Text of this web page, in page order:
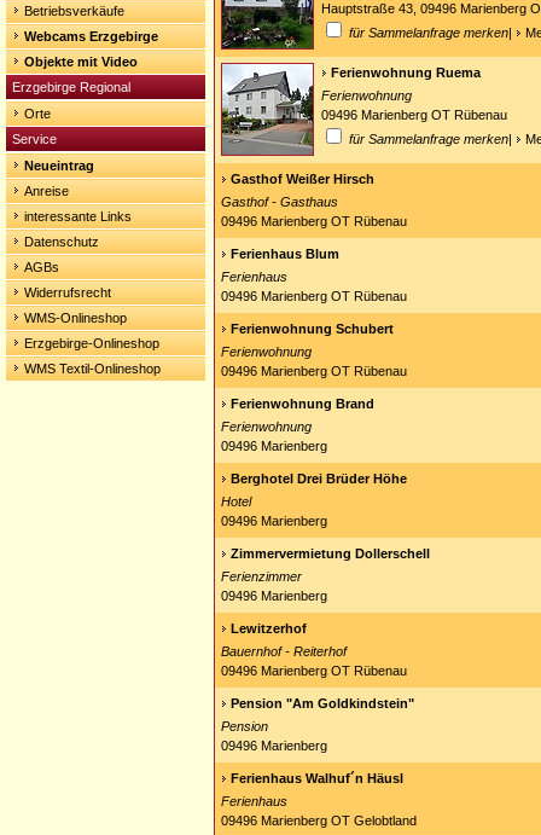
Betriebsverkäufe
Webcams Erzgebirge
Objekte mit Video
Erzgebirge Regional
Orte
Service
Neueintrag
Anreise
interessante Links
Datenschutz
AGBs
Widerrufsrecht
WMS-Onlineshop
Erzgebirge-Onlineshop
WMS Textil-Onlineshop
Hauptstraße 43, 09496 Marienberg
für Sammelanfrage merken|
Ferienwohnung Ruema
Ferienwohnung
09496 Marienberg OT Rübenau
für Sammelanfrage merken|
Gasthof Weißer Hirsch
Gasthof - Gasthaus
09496 Marienberg OT Rübenau
Ferienhaus Blum
Ferienhaus
09496 Marienberg OT Rübenau
Ferienwohnung Schubert
Ferienwohnung
09496 Marienberg OT Rübenau
Ferienwohnung Brand
Ferienwohnung
09496 Marienberg
Berghotel Drei Brüder Höhe
Hotel
09496 Marienberg
Zimmervermietung Dollerschell
Ferienzimmer
09496 Marienberg
Lewitzerhof
Bauernhof - Reiterhof
09496 Marienberg OT Rübenau
Pension "Am Goldkindstein"
Pension
09496 Marienberg
Ferienhaus Walhuf´n Häusl
Ferienhaus
09496 Marienberg OT Gelobtland